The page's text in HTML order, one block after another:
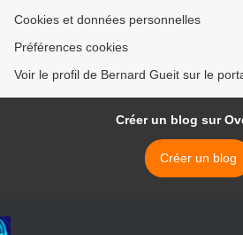
Cookies et données personnelles
Préférences cookies
Voir le profil de Bernard Gueit sur le
Créer un blog sur
Créer un blog